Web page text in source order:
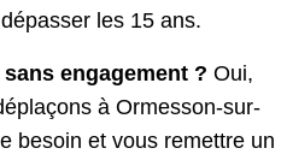
les 15 ans.
engagement ? Oui,
à Ormesson-sur-
besoin et vous remettre un